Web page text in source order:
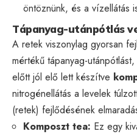
öntöznünk, és a vízellátás
Tápanyag-utánpótlás
A retek viszonylag gyorsan
mértékű tápanyag-
előtt jól elő lett készítve
nitrogénellátás a levelek
(retek) fejlődésének
Komposzt tea: Ez egy